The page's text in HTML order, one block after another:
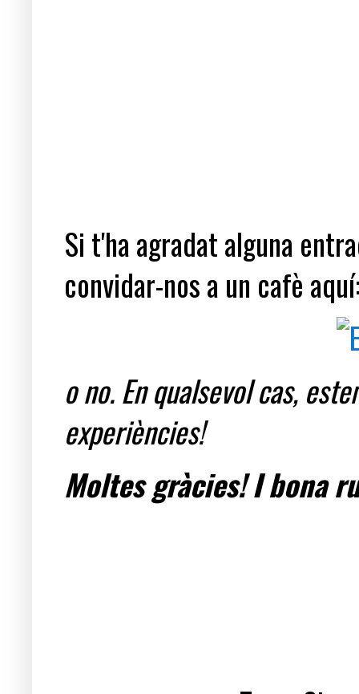
Si t'ha agradat alguna
convidar-nos a un cafè
o no. En qualsevol cas,
experiències!
Moltes gràcies! I bona